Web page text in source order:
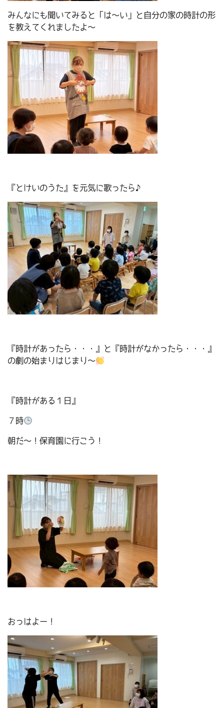
みんなにも聞いてみると「は～い」と自分の家の時計の形
を教えてくれましたよ～
『とけいのうた』を元気に歌ったら♪
『時計があったら・・・』と『時計がなかったら・・・』
の劇の始まりはじまり～
『時計がある１日』
７時
朝だ～！保育園に行こう！
おっはよー！